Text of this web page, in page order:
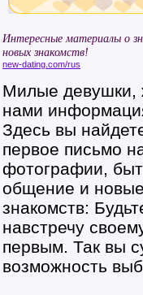
Интересные материалы о
новых знакомств!
new-dating.com/rus
Милые девушки,
нами
Здесь вы
первое письмо
фотографии,
общение и
знакомств:
навстречу
первым. Так вы
возможность